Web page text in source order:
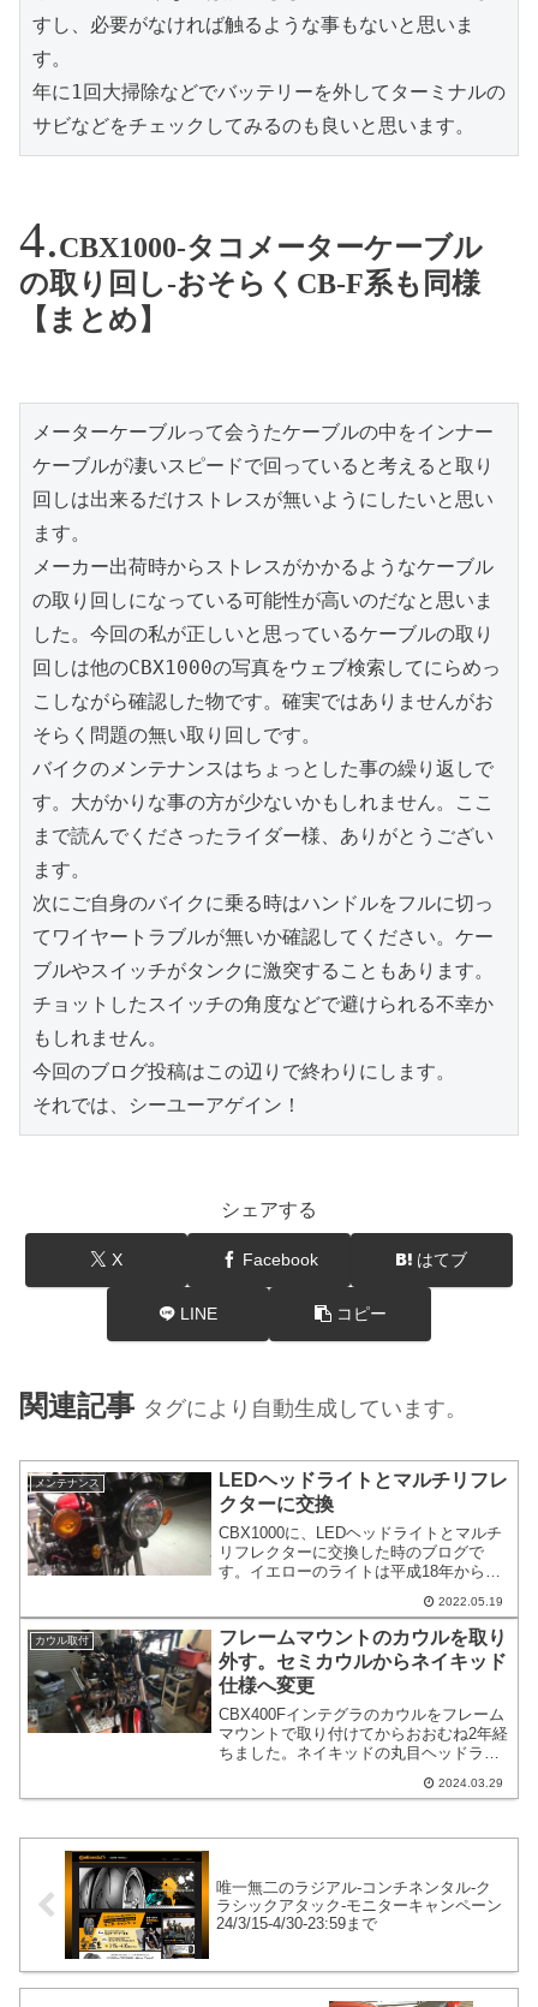
すし、必要がなければ触るような事もないと思いま
す。
年に1回大掃除などでバッテリーを外してターミナルの
サビなどをチェックしてみるのも良いと思います。
CBX1000-タコメーターケーブル
の取り回し-おそらくCB-F系も同様
【まとめ】
メーターケーブルって会うたケーブルの中をインナー
ケーブルが凄いスピードで回っていると考えると取り
回しは出来るだけストレスが無いようにしたいと思い
ます。
メーカー出荷時からストレスがかかるようなケーブル
の取り回しになっている可能性が高いのだなと思いま
した。今回の私が正しいと思っているケーブルの取り
回しは他のCBX1000の写真をウェブ検索してにらめっ
こしながら確認した物です。確実ではありませんがお
そらく問題の無い取り回しです。
バイクのメンテナンスはちょっとした事の繰り返しで
す。大がかりな事の方が少ないかもしれません。ここ
まで読んでくださったライダー様、ありがとうござい
ます。
次にご自身のバイクに乗る時はハンドルをフルに切っ
てワイヤートラブルが無いか確認してください。ケー
ブルやスイッチがタンクに激突することもあります。
チョットしたスイッチの角度などで避けられる不幸か
もしれません。
今回のブログ投稿はこの辺りで終わりにします。
それでは、シーユーアゲイン！
シェアする
X Facebook はてブ
LINE コピー
関連記事 タグにより自動生成しています。
メンテナンス
LEDヘッドライトとマルチリフレ
クターに交換
CBX1000に、LEDヘッドライトとマルチ
リフレクターに交換した時のブログで
す。イエローのライトは平成18年から禁
スイッチは平成10年から禁止の様子で
す。LEDやマルチリフレクターは車検に
対応の物を選んでください。明るさの問
題ではなくて、光軸の上限というかカッ
トラインが問題になる様子です。
2022.05.19
カウル取付
フレームマウントのカウルを取り
外す。セミカウルからネイキッド
仕様へ変更
CBX400Fインテグラのカウルをフレーム
マウントで取り付けてからおおむね2年経
ちました。ネイキッドの丸目ヘッドライ
ヘッドライト仕様に戻す大きな理由はあ
2024.03.29
唯一無二のラジアル-コンチネンタル-ク
ラシックアタック-モニターキャンペーン
24/3/15-4/30-23:59まで